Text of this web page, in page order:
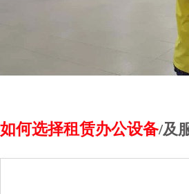
如何选择租赁办公设备/及